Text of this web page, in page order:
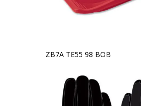
ZB7A TE55 98 BOB